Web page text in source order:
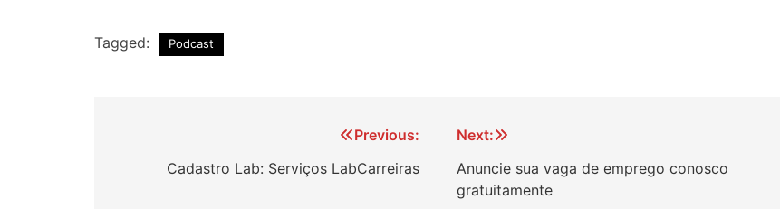
Tagged: Podcast
Previous:
Cadastro Lab: Serviços LabCarreiras
Next:
Anuncie sua vaga de emprego conosco
gratuitamente